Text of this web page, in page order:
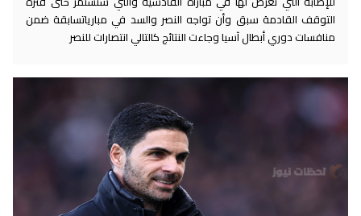
التوقف القادمة سبق وأن تواجه النصر والسد في مبارياتسابقة ضمن
منافسات دوري أبطال آسيا وجاءت النتائج كالتالي انتصارات للنصر